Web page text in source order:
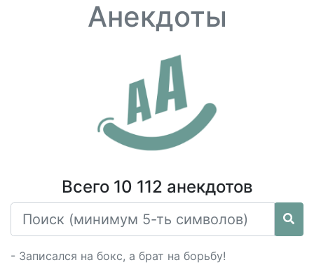
Анекдоты
Всего 10 112 анекдотов
- Записался на бокс, а брат на борьбу!